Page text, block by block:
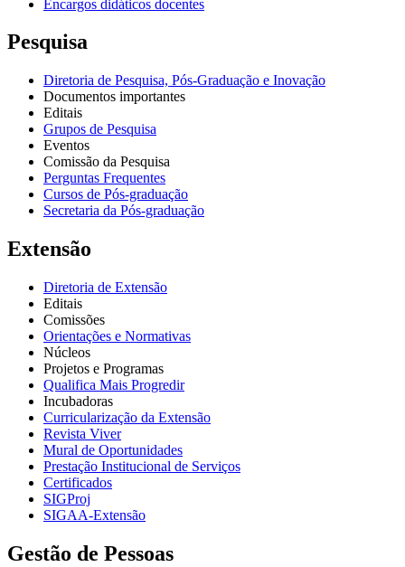
Encargos didáticos docentes
Pesquisa
Diretoria de Pesquisa, Pós-Graduação e Inovação
Documentos importantes
Editais
Grupos de Pesquisa
Eventos
Comissão da Pesquisa
Perguntas Frequentes
Cursos de Pós-graduação
Secretaria da Pós-graduação
Extensão
Diretoria de Extensão
Editais
Comissões
Orientações e Normativas
Núcleos
Projetos e Programas
Qualifica Mais Progredir
Incubadoras
Curricularização da Extensão
Revista Viver
Mural de Oportunidades
Prestação Institucional de Serviços
Certificados
SIGProj
SIGAA-Extensão
Gestão de Pessoas